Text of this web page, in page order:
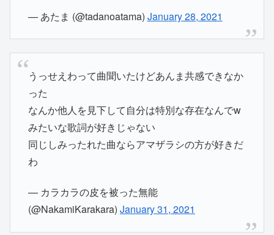
— あたま (@tadanoatama) January 28, 2021
うっせえわって曲聞いたけどあんま共感できなか
った
なんか他人を見下して自分は特別な存在なんでw
みたいな歌詞が好きじゃない
同じしみったれた曲ならアマザラシの方が好きだ
わ
— カラカラの皮を被った無能
(@NakamiKarakara) January 31, 2021